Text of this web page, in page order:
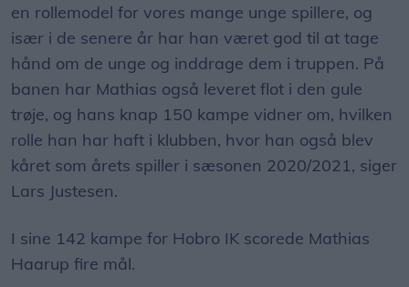
en rollemodel for vores mange unge spillere, og
især i de senere år har han været god til at tage
hånd om de unge og inddrage dem i truppen. På
banen har Mathias også leveret flot i den gule
trøje, og hans knap 150 kampe vidner om, hvilken
rolle han har haft i klubben, hvor han også blev
kåret som årets spiller i sæsonen 2020/2021, siger
Lars Justesen.
I sine 142 kampe for Hobro IK scorede Mathias
Haarup fire mål.